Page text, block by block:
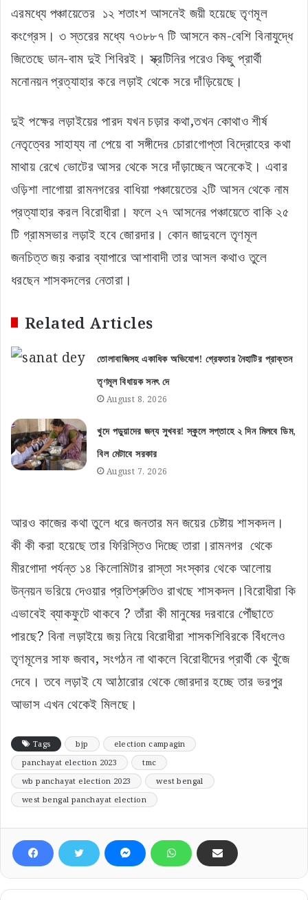
এরমধ্যে পঞ্চায়েতের ১২ শতাংশ আসনেই জয়ী হয়েছে তৃণমূল
কংগ্রেস। ৩ স্তরের মধ্যে ৭৩৮৮৭ টি আসনে কম-বেশি বিনাযুদ্ধে
জিতেছে ডান-বাম দুই শিবিরই। স্ক্রটিনির পরেও কিছু প্রার্থী
মনোনয়ন প্রত্যাহার করে লড়াই থেকে সরে দাঁড়িয়েছে।
দুই পক্ষের লড়াইয়ের পারদ যখন চড়ার কথা,তখন কোথাও শীর্ষ
নেতৃত্বের সাহায্য না পেয়ে বা সঙ্গীদের চোরাগোপ্তা বিদ্রোহের কথা
মাথায় রেখে ভোটের আসর থেকে সরে দাঁড়াচ্ছেন অনেকেই। এবার
ওড়িশা লাগোয়া রামনগরের বাধিয়া পঞ্চায়েতের ২টি আসন থেকে নাম
প্রত্যাহার করল বিরোধীরা। ফলে ২৭ আসনের পঞ্চায়েতে বাকি ২৫
টি গ্রামসভার লড়াই হবে জোরদার। কোন জাদুবলে তৃণমূল
জনচিত্ত জয় করার ব্যাপারে আশাবাদী তার আসল কথাও তুলে
ধরছেন শাসকদলের নেতারা।
Related Articles
তোলাবাজিসহ একাধিক অভিযোগ! গ্রেফতার নৈহাটির প্রাক্তন
তৃণমূল বিধায়ক সনৎ দে
August 8, 2026
খুদে পড়ুয়াদের জন্য সুখবর! স্কুলে সপ্তাহে ২ দিন মিলবে ডিম,
বিল মেটাবে সরকার
August 7, 2026
আরও কাজের কথা তুলে ধরে জনতার মন জয়ের চেষ্টায় শাসকদল।
কী কী করা হয়েছে তার ফিরিস্তিও দিচ্ছে তারা।রামনগর থেকে
মীরগোদা পর্যন্ত ১৪ কিলোমিটার রাস্তা সংস্কার থেকে আলোয়
উন্নয়ন ভরিয়ে দেওয়ার প্রতিশ্রুতিও রাখছে শাসকদল।বিরোধীরা কি
এভাবেই ব্যাকফুটে থাকবে ? তাঁরা কী মানুষের দরবারে পৌঁছাতে
পারছে? বিনা লড়াইয়ে জয় নিয়ে বিরোধীরা শাসকশিবিরকে বিঁধলেও
তৃণমূলের সাফ জবাব, সংগঠন না থাকলে বিরোধীদের প্রার্থী কে খুঁজে
দেবে। তবে লড়াই যে আঠারোর থেকে জোরদার হচ্ছে তার ভরপুর
আভাস এখন থেকেই মিলছে।
Tags bjp
election campagin
panchayat election 2023
tmc
wb panchayat election 2023
west bengal
west bengal panchayat election